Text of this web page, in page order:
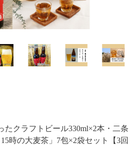
たクラフトビール330ml×2本・二条
時の大麦茶」7包×2袋セット【3回